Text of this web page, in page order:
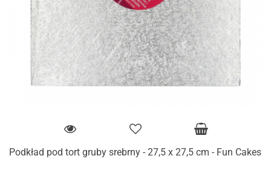
Podkład pod tort gruby srebrny - 27,5 x 27,5 cm - Fun Cakes